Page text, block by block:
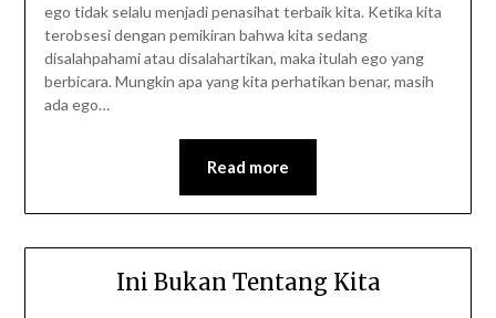
ego tidak selalu menjadi penasihat terbaik kita. Ketika kita
terobsesi dengan pemikiran bahwa kita sedang
disalahpahami atau disalahartikan, maka itulah ego yang
berbicara. Mungkin apa yang kita perhatikan benar, masih
ada ego…
Read more
Ini Bukan Tentang Kita